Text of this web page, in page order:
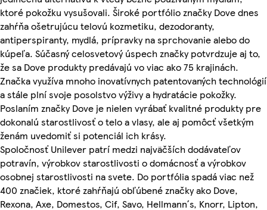
ktoré pokožku vysušovali. Široké portfólio značky Dove dnes
zahŕňa ošetrujúcu telovú kozmetiku, dezodoranty,
antiperspiranty, mydlá, prípravky na sprchovanie alebo do
kúpeľa. Súčasný celosvetový úspech značky potvrdzuje aj to,
že sa Dove produkty predávajú vo viac ako 75 krajinách.
Značka využíva mnoho inovatívnych patentovaných technológií
a stále plní svoje posolstvo výživy a hydratácie pokožky.
Poslaním značky Dove je nielen vyrábať kvalitné produkty pre
dokonalú starostlivosť o telo a vlasy, ale aj pomôcť všetkým
ženám uvedomiť si potenciál ich krásy.
Spoločnosť Unilever patrí medzi najväčších dodávateľov
potravín, výrobkov starostlivosti o domácnosť a výrobkov
osobnej starostlivosti na svete. Do portfólia spadá viac než
400 značiek, ktoré zahŕňajú obľúbené značky ako Dove,
Rexona, Axe, Domestos, Cif, Savo, Hellmann´s, Knorr, Lipton,